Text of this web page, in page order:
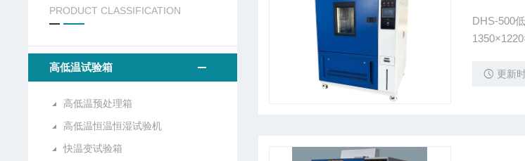
PRODUCT CLASSIFICATION
高低温试验箱
高低温预处理箱
高低温恒温恒湿试验机
快温变试验箱
DHS-500
更新